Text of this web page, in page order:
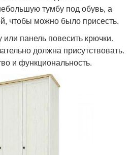
тумбу под обувь, а
чтобы можно было присесть.
панель повесить крючки.
должна присутствовать.
и функциональность.